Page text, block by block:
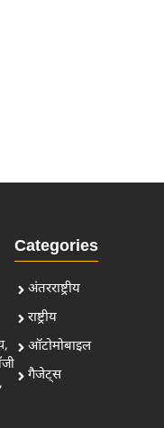
Categories
अंतरराष्ट्रीय
राष्ट्रीय
ऑटोमोबाइल
गैजेट्स